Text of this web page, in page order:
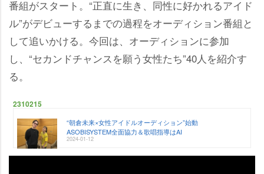
番組がスタート。“正直に生き、同性に好かれるアイド
ル”がデビューするまでの過程をオーディション番組と
して追いかける。今回は、オーディションに参加
し、“セカンドチャンスを願う女性たち”40人を紹介す
る。
2310215
“朝倉未来×女性アイドルオーディション”始動
ASOBISYSTEM全面協力＆歌唱指導はAI
2024-01-12